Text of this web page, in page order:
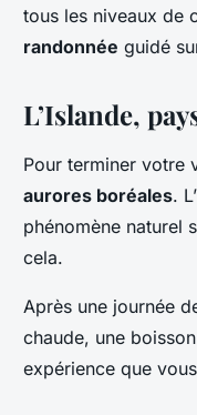
tous les niveaux de
randonnée guidé
L’Islande,
Pour terminer votre
aurores boréales.
phénomène naturel
cela.
Après une journée
chaude, une
expérience que